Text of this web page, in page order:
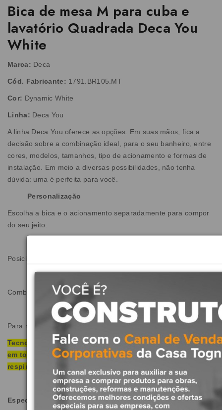
Bica de mesa M para cuba e
lavatório Quadrada Deca You
White
Marca: Deca
Cód. Fabricante: 1791.BR105.MT
Cor: Dynamic White
Linha: Deca You
A linha Deca You oferece as opções. Em suas mãos, fica a
decisão sobre a combinação ideal, para o seu banheiro, entre
cores, modelos, tamanhos, tipo de acionamento e formas de
instalação. Em meio a diversas possibilidades, não tenha
dúvida: uma é perfeita para você.
Personalização
Escolha a bica e o acionamento separadamente para compor
do seu jeito.
Posicione o acionamento em qualquer ponto da bancada.
Personalização
Combine formatos, tamanhos e cores do seu jeito
Abertura de 1/4 de volta
Para manuseio mais fácil
Tecnologia Deca Comfort: Tecnologia exclusiva, presente
em todos os metais de banheiro Deca, que evita
respingos e auxilia na economia na água.
Especificações do Produto: